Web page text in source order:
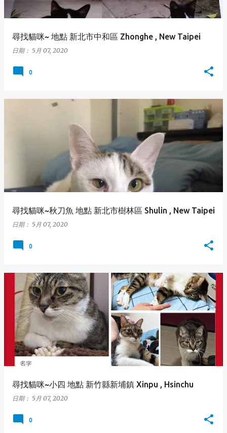
尋找貓咪~ 地點 新北市中和區 Zhonghe , New Taipei
日期： 5月 07, 2020
0
尋找貓咪~秋刀魚 地點 新北市樹林區 Shulin , New Taipei
日期： 5月 07, 2020
0
尋找貓咪~小四 地點 新竹縣新埔鎮 Xinpu , Hsinchu
日期： 5月 07, 2020
0